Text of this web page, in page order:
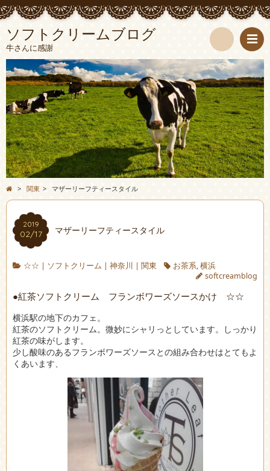
ソフトクリームブログ
牛さんに感謝
検
索
> 関東 > マザーリーフティースタイル
2019
02/17 マザーリーフティースタイル
☆☆ | ソフトクリーム | 神奈川 | 関東 お茶系,横浜
softcreamblog
●紅茶ソフトクリーム フランボワーズソースかけ ☆☆
横浜駅の地下のカフェ。
紅茶のソフトクリーム。微妙にシャリっとしています。しっかり
紅茶の味がします。
少し酸味のあるフランボワーズソースとの組み合わせはとてもよ
くあいます、